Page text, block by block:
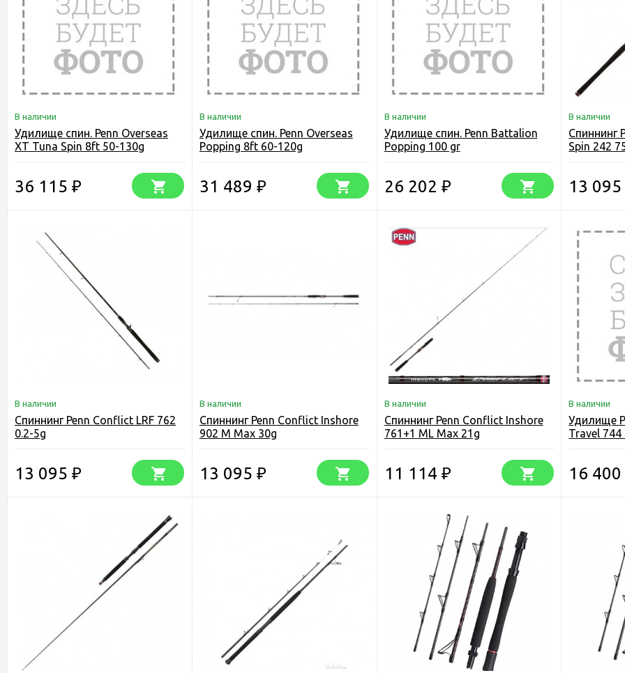
В наличии
Удилище спин. Penn Overseas
XT Tuna Spin 8ft 50-130g
36 115 ₽
В наличии
Удилище спин. Penn Overseas
Popping 8ft 60-120g
31 489 ₽
В наличии
Удилище спин. Penn Battalion
Popping 100 gr
26 202 ₽
В наличии
Спиннинг
Spin 242
13
В наличии
Спиннинг Penn Conflict LRF 762
0.2-5g
13 095 ₽
В наличии
Спиннинг Penn Conflict Inshore
902 M Max 30g
13 095 ₽
В наличии
Спиннинг Penn Conflict Inshore
761+1 ML Max 21g
11 114 ₽
В наличии
Удилище
Travel
16